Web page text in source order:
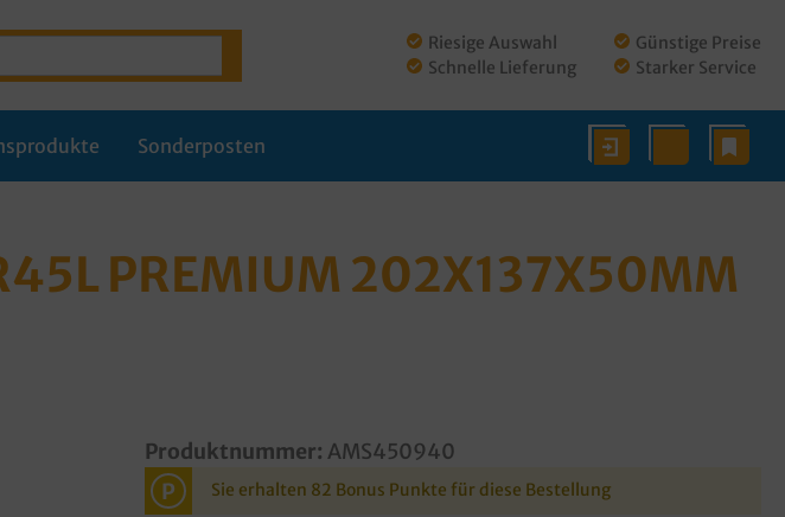
Riesige Auswahl
Schnelle Lieferung
Günstige Preise
Starker Service
Sonderposten
PREMIUM 202X137X50MM
Produktnummer: AMS450940
P Sie erhalten 82 Bonus Punkte für diese Bestellung